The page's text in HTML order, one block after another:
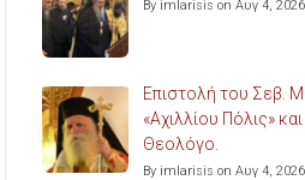
By imlarisis on Αυγ 4, 2026
Επιστολή του Σεβ.
«Αχιλλίου Πόλις»
Θεολόγο.
By imlarisis on Αυγ 4, 2026